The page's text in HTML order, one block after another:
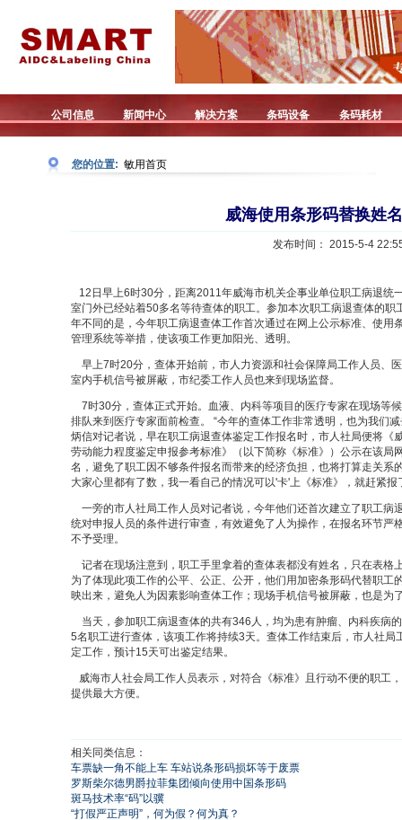
公司信息 新闻中心 解决方案 条码设备 条码耗材
您的位置: 敏用首页
威海使用条形码替换姓
发布时间： 2015-5-4
12日早上6时30分，距离2011年威海市机关企事业单位职工病退统
室门外已经站着50多名等待查体的职工。参加本次职工病退查体的
年不同的是，今年职工病退查体工作首次通过在网上公示标准、使用
管理系统等举措，使该项工作更加阳光、透明。
早上7时20分，查体开始前，市人力资源和社会保障局工作人员、
室内手机信号被屏蔽，市纪委工作人员也来到现场监督。
7时30分，查体正式开始。血液、内科等项目的医疗专家在现场等
排队来到医疗专家面前检查。 “今年的查体工作非常透明，也为我们
炳信对记者说，早在职工病退查体鉴定工作报名时，市人社局便将《
劳动能力程度鉴定申报参考标准》（以下简称《标准》）公示在该局
名，避免了职工因不够条件报名而带来的经济负担，也将打算走关系
大家心里都有了数，我一看自己的情况可以'卡'上《标准》，就赶紧报
一旁的市人社局工作人员对记者说，今年他们还首次建立了职工病
统对申报人员的条件进行审查，有效避免了人为操作，在报名环节严
不予受理。
记者在现场注意到，职工手里拿着的查体表都没有姓名，只在表格
为了体现此项工作的公平、公正、公开，他们用加密条形码代替职工
映出来，避免人为因素影响查体工作；现场手机信号被屏蔽，也是为
当天，参加职工病退查体的共有346人，均为患有肿瘤、内科疾病
5名职工进行查体，该项工作将持续3天。查体工作结束后，市人社
定工作，预计15天可出鉴定结果。
威海市人社会局工作人员表示，对符合《标准》且行动不便的职工
提供最大方便。
相关同类信息：
车票缺一角不能上车 车站说条形码损坏等于废票
罗斯柴尔德男爵拉菲集团倾向使用中国条形码
斑马技术率“码”以骥
“打假严正声明”，何为假？何为真？